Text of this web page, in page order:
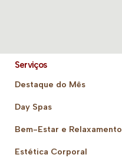
Serviços
Destaque do Mês
Day Spas
Bem-Estar e Relaxamento
Estética Corporal